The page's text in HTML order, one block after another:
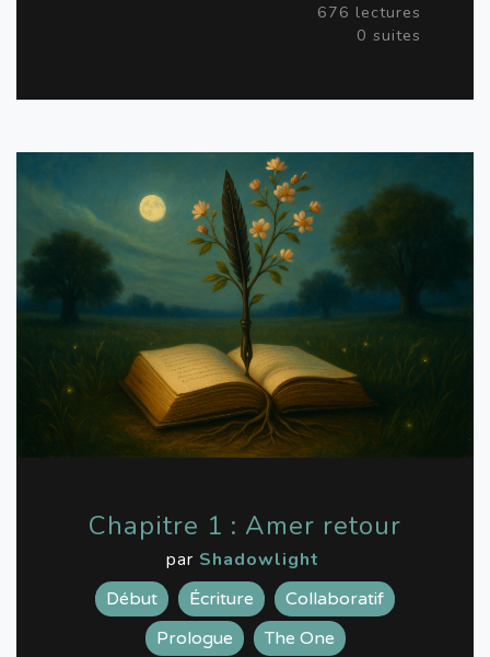
676 lectures
0 suites
Chapitre 1 : Amer retour
par Shadowlight
Début Écriture
Collaboratif
Prologue
The One